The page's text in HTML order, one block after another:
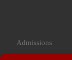
Admissions